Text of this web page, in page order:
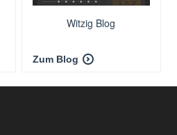
Witzig Blog
Zum Blog